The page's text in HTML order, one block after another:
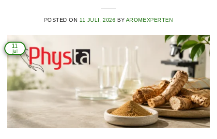
POSTED ON11 JULI, 2026 BY AROMEXPERTEN
11
jul